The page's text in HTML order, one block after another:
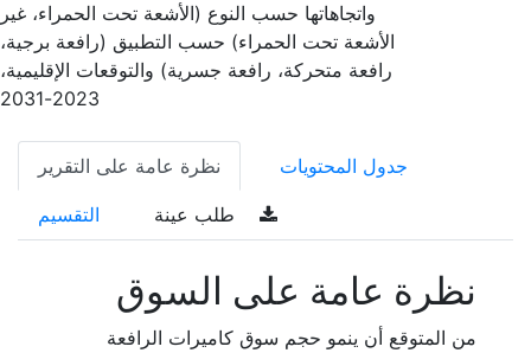
واتجاهاتها حسب النوع (الأشعة تحت الحمراء، غير
الأشعة تحت الحمراء) حسب التطبيق (رافعة برجية،
رافعة متحركة، رافعة جسرية) والتوقعات الإقليمية،
2023-2031
نظرة عامة على التقرير جدول المحتويات
التقسيم
نظرة عامة على السوق
من المتوقع أن ينمو حجم سوق كاميرات الرافعة